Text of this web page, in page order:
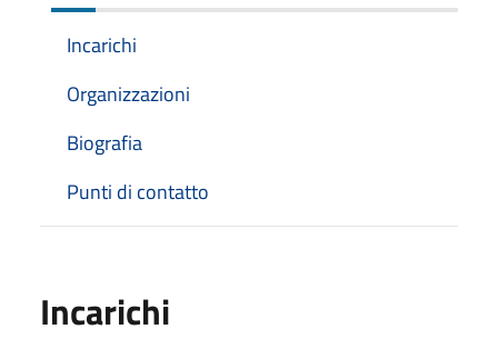
Incarichi
Organizzazioni
Biografia
Punti di contatto
Incarichi